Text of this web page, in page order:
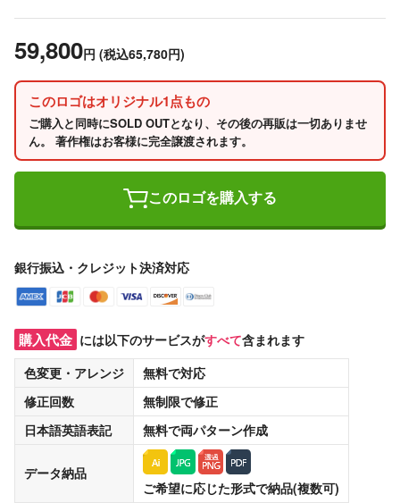
59,800円 (税込65,780円)
このロゴはオリジナル1点もの
ご購入と同時にSOLD OUTとなり、その後の再販は一切ありませ
ん。 著作権はお客様に完全譲渡されます。
このロゴを購入する
銀行振込・クレジット決済対応
購入代金 には以下のサービスがすべて含まれます
色変更・アレンジ
無料で対応
修正回数
無制限で修正
日本語英語表記
無料で両パターン作成
データ納品
ご希望に応じた形式で納品(複数可)